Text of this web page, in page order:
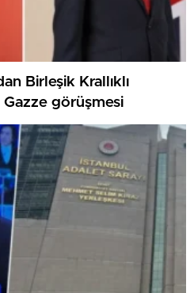
Birleşik Krallıklı
Gazze görüşmesi